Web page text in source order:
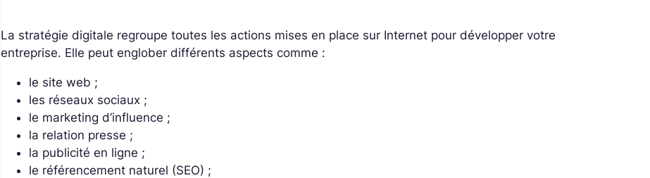
La stratégie digitale regroupe toutes les actions mises en place sur Internet pour développer votre
entreprise. Elle peut englober différents aspects comme :
le site web ;
les réseaux sociaux ;
le marketing d’influence ;
la relation presse ;
la publicité en ligne ;
le référencement naturel (SEO) ;